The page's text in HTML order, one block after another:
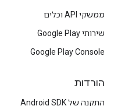
ממשקי API וכלים
שירותי Google Play
Google Play Console
הורדות
התקנה של Android SDK